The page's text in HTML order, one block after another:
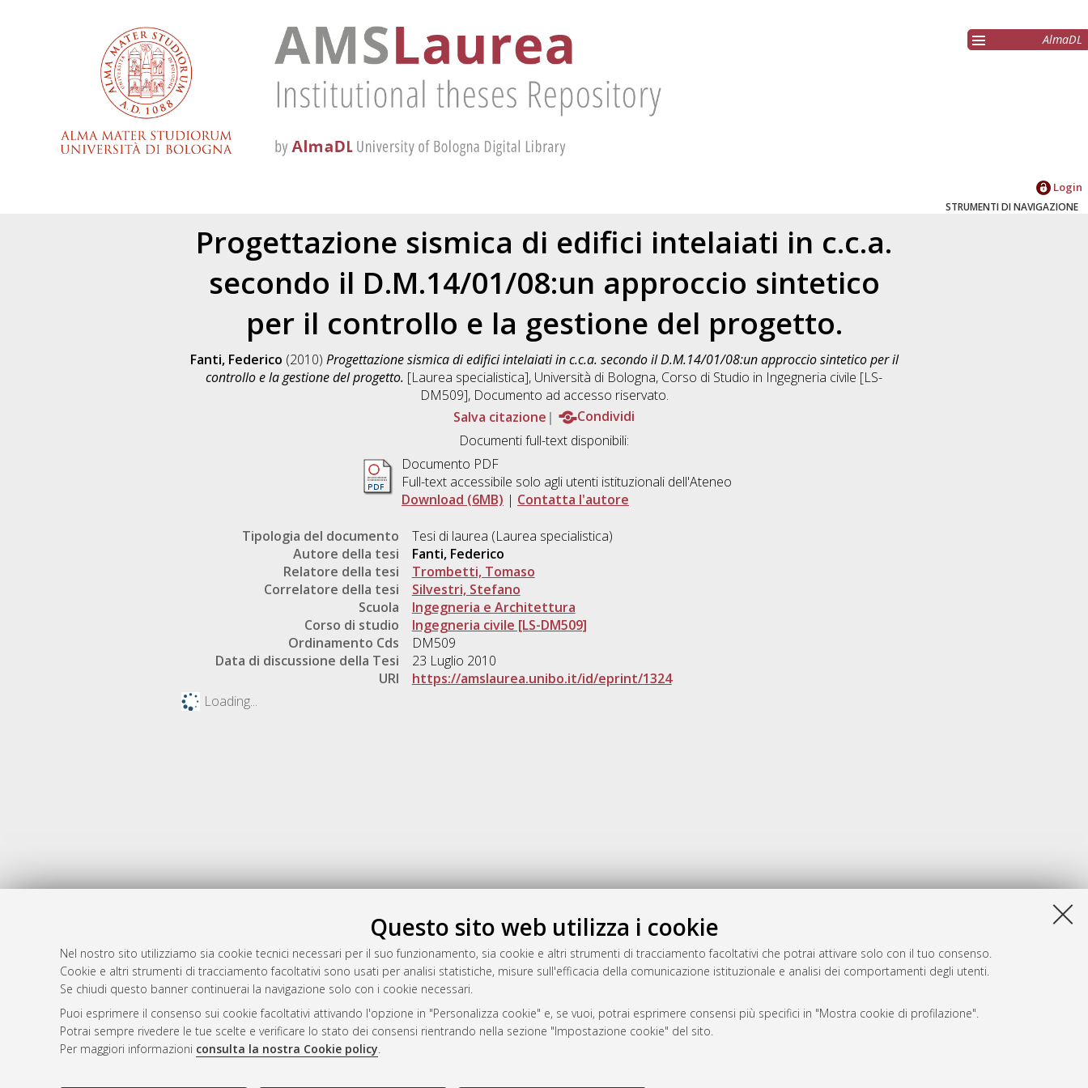
Questo sito web utilizza i cookie
Nel nostro sito utilizziamo sia cookie tecnici necessari per il suo funzionamento, sia cookie e altri strumenti di tracciamento facoltativi che potrai attivare solo con il tuo consenso.
Cookie e altri strumenti di tracciamento facoltativi sono usati per analisi statistiche, misure sull'efficacia della comunicazione istituzionale e analisi dei comportamenti degli utenti.
Se chiudi questo banner continuerai la navigazione solo con i cookie necessari.
Puoi esprimere il consenso sui cookie facoltativi attivando l'opzione in "Personalizza cookie" e, se vuoi, potrai esprimere consensi più specifici in "Mostra cookie di profilazione".
Potrai sempre rivedere le tue scelte e verificare lo stato dei consensi rientrando nella sezione "Impostazione cookie" del sito.
Per maggiori informazioni consulta la nostra Cookie policy.
AlmaDL
Login
STRUMENTI DI NAVIGAZIONE
Progettazione sismica di edifici intelaiati in c.c.a.
secondo il D.M.14/01/08:un approccio sintetico
per il controllo e la gestione del progetto.
Fanti, Federico (2010) Progettazione sismica di edifici intelaiati in c.c.a. secondo il D.M.14/01/08:un approccio sintetico per il
controllo e la gestione del progetto. [Laurea specialistica], Università di Bologna, Corso di Studio in Ingegneria civile [LS-
DM509], Documento ad accesso riservato.
Salva citazione
Condividi
Documenti full-text disponibili:
Documento PDF
Full-text accessibile solo agli utenti istituzionali dell'Ateneo
Download (6MB) | Contatta l'autore
Tipologia del documento
Tesi di laurea (Laurea specialistica)
Autore della tesi
Fanti, Federico
Relatore della tesi
Trombetti, Tomaso
Correlatore della tesi
Silvestri, Stefano
Scuola
Ingegneria e Architettura
Corso di studio
Ingegneria civile [LS-DM509]
Ordinamento Cds
DM509
Data di discussione della Tesi
23 Luglio 2010
URI
https://amslaurea.unibo.it/id/eprint/1324
Loading...
Gestione del documento:
Atom
Rss 1.0
Rss 2.0
AMS Laurea
Servizio implementato e gestito da
Impostazioni Cookie
Informativa sulla privacy
Condizioni d’uso del sito